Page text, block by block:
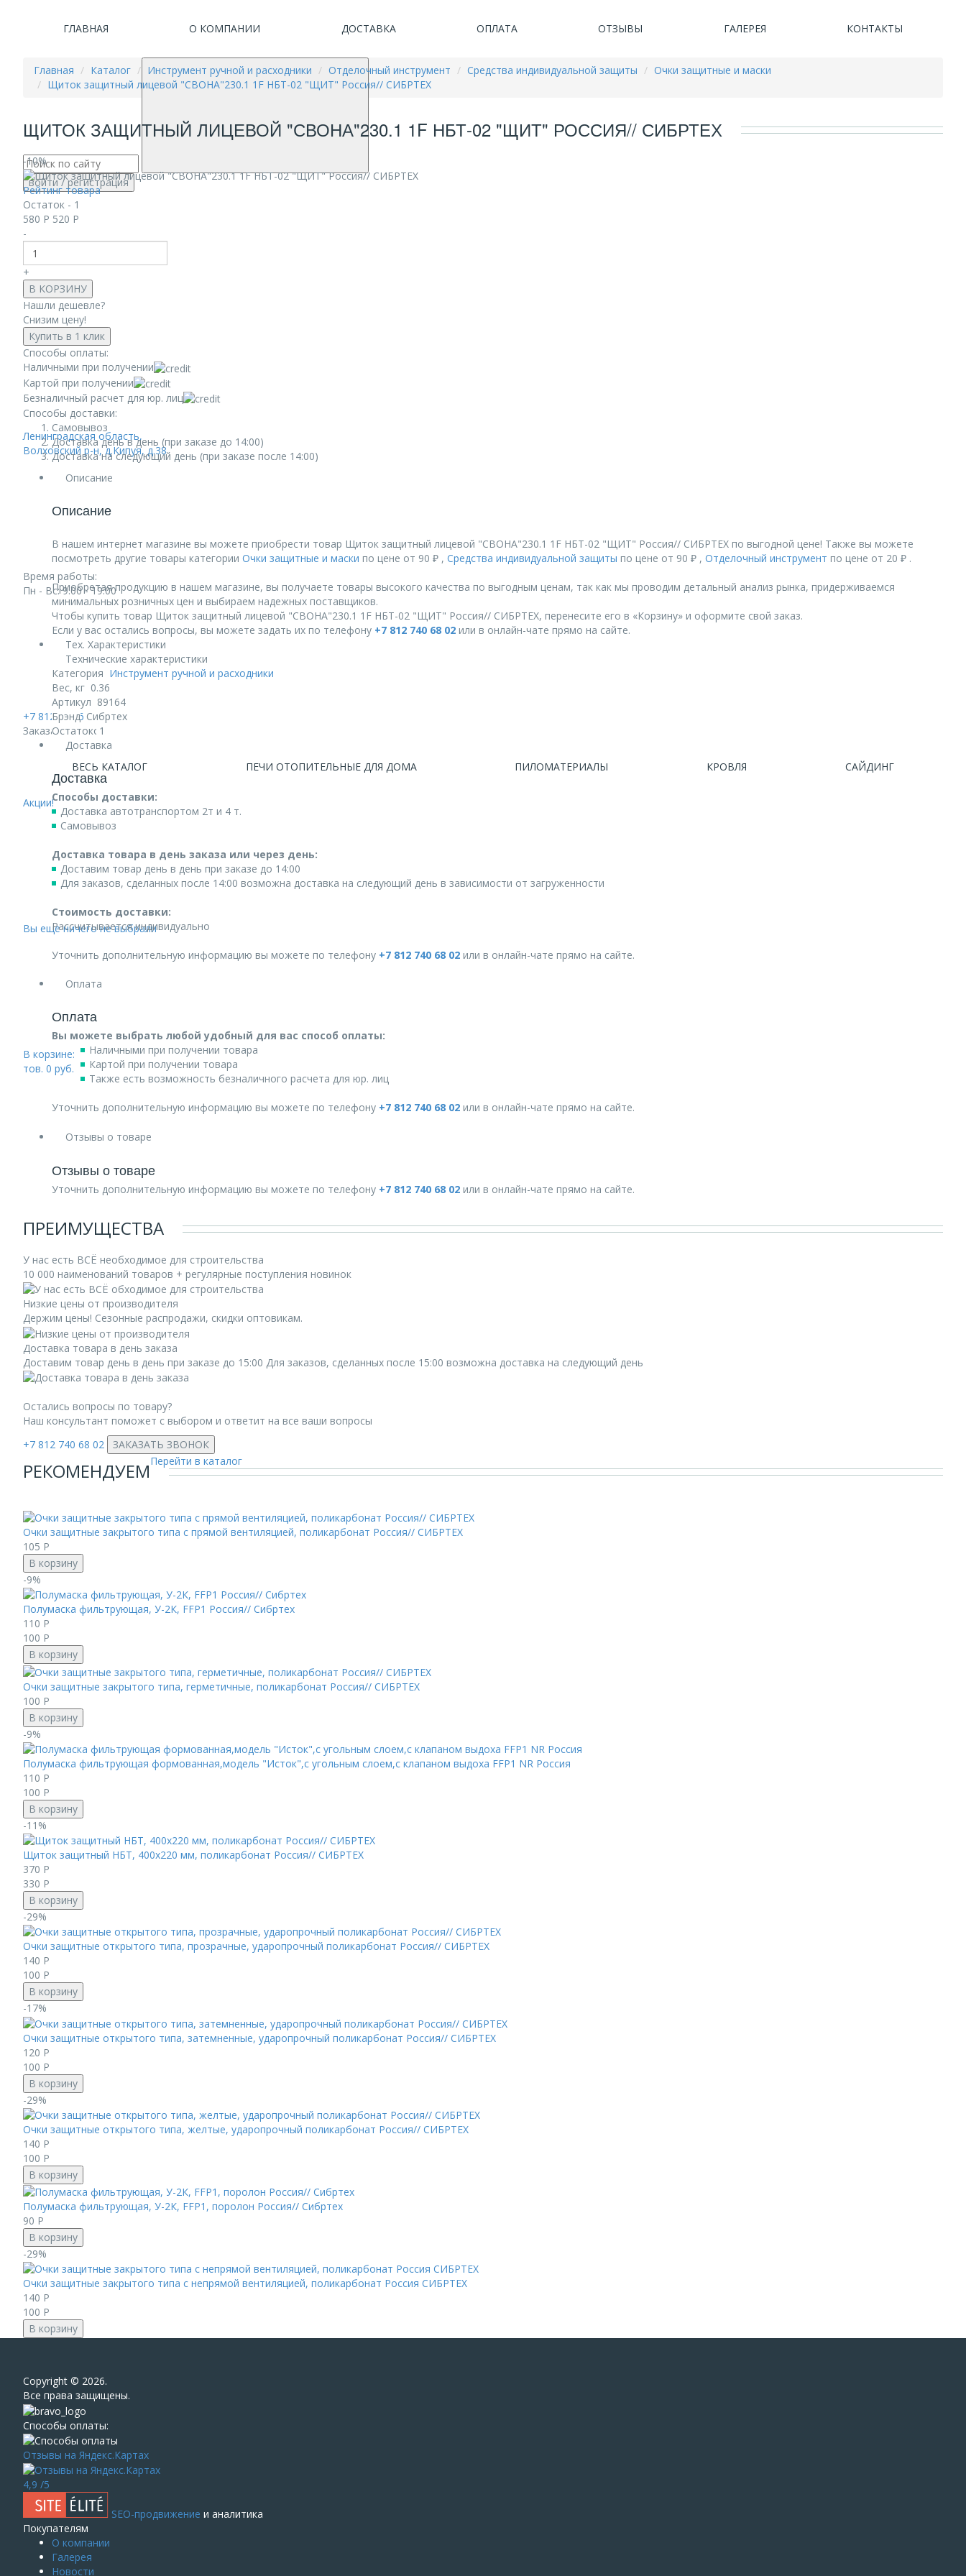
ГЛАВНАЯ О КОМПАНИИ ДОСТАВКА ОПЛАТА ОТЗЫВЫ ГАЛЕРЕЯ КОНТАКТЫ
войти/ регистрация
Ленинградская область,
Волховский р-н, д.Кипуя, д.38
Время работы:
Пн - Вс: 9:00 - 19:00
+7 812 740 68 02
Заказать звонок
ВЕСЬ КАТАЛОГ ПЕЧИ ОТОПИТЕЛЬНЫЕ ДЛЯ ДОМА ПИЛОМАТЕРИАЛЫ КРОВЛЯ САЙДИНГ
Акции!
Вы еще ничего не выбрали
В корзине:
тов. 0 руб.
Главная Каталог Инструмент ручной и расходники Отделочный инструмент Средства индивидуальной защиты
Очки защитные и маски
Щиток защитный лицевой "СВОНА"230.1 1F НБТ-02 "ЩИТ" Россия// СИБРТЕХ
ЩИТОК ЗАЩИТНЫЙ ЛИЦЕВОЙ "СВОНА"230.1 1F НБТ-02 "ЩИТ" РОССИЯ// СИБРТЕХ
-10%
Рейтинг товара
Остаток - 1
580 Р 520 Р
-
+
В КОРЗИНУ
Нашли дешевле?
Снизим цену!
Купить в 1 клик
Способы оплаты:
Наличными при получении
Картой при получении
Безналичный расчет для юр. лиц
Способы доставки:
Самовывоз
Доставка день в день (при заказе до 14:00)
Доставка на следующий день (при заказе после 14:00)
Описание
Описание
В нашем интернет магазине вы можете приобрести товар Щиток защитный лицевой "СВОНА"230.1 1F НБТ-02 "ЩИТ" Россия// СИБРТЕХ по выгодной цене! Также вы можете
посмотреть другие товары категории Очки защитные и маски по цене от 90 ₽ , Средства индивидуальной защиты по цене от 90 ₽ , Отделочный инструмент по цене от 20 ₽ .
Приобретая продукцию в нашем магазине, вы получаете товары высокого качества по выгодным ценам, так как мы проводим детальный анализ рынка, придерживаемся
минимальных розничных цен и выбираем надежных поставщиков.
Чтобы купить товар Щиток защитный лицевой "СВОНА"230.1 1F НБТ-02 "ЩИТ" Россия// СИБРТЕХ, перенесите его в «Корзину» и оформите свой заказ.
Если у вас остались вопросы, вы можете задать их по телефону +7 812 740 68 02 или в онлайн-чате прямо на сайте.
Тех. Характеристики
Технические характеристики
Категория Инструмент ручной и расходники
Вес, кг 0.36
Артикул 89164
Брэнд Сибртех
Остаток 1
Доставка
Доставка
Способы доставки:
Доставка автотранспортом 2т и 4 т.
Самовывоз
Доставка товара в день заказа или через день:
Доставим товар день в день при заказе до 14:00
Для заказов, сделанных после 14:00 возможна доставка на следующий день в зависимости от загруженности
Стоимость доставки:
Рассчитывается индивидуально
Уточнить дополнительную информацию вы можете по телефону +7 812 740 68 02 или в онлайн-чате прямо на сайте.
Оплата
Оплата
Вы можете выбрать любой удобный для вас способ оплаты:
Наличными при получении товара
Картой при получении товара
Также есть возможность безналичного расчета для юр. лиц
Уточнить дополнительную информацию вы можете по телефону +7 812 740 68 02 или в онлайн-чате прямо на сайте.
Отзывы о товаре
Отзывы о товаре
Уточнить дополнительную информацию вы можете по телефону +7 812 740 68 02 или в онлайн-чате прямо на сайте.
ПРЕИМУЩЕСТВА
У нас есть ВСЁ необходимое для строительства
10 000 наименований товаров + регулярные поступления новинок
Низкие цены от производителя
Держим цены! Сезонные распродажи, скидки оптовикам.
Доставка товара в день заказа
Доставим товар день в день при заказе до 15:00 Для заказов, сделанных после 15:00 возможна доставка на следующий день
Остались вопросы по товару?
Наш консультант поможет с выбором и ответит на все ваши вопросы
+7 812 740 68 02
ЗАКАЗАТЬ ЗВОНОК
РЕКОМЕНДУЕМПерейти в каталог
Очки защитные закрытого типа с прямой вентиляцией, поликарбонат Россия// СИБРТЕХ
105 Р
В корзину
-9%
Полумаска фильтрующая, У-2К, FFP1 Россия// Сибртех
110 Р
100 Р
В корзину
Очки защитные закрытого типа, герметичные, поликарбонат Россия// СИБРТЕХ
100 Р
В корзину
-9%
Полумаска фильтрующая формованная,модель "Исток",с угольным слоем,с клапаном выдоха FFP1 NR Россия
110 Р
100 Р
В корзину
-11%
Щиток защитный НБТ, 400х220 мм, поликарбонат Россия// СИБРТЕХ
370 Р
330 Р
В корзину
-29%
Очки защитные открытого типа, прозрачные, ударопрочный поликарбонат Россия// СИБРТЕХ
140 Р
100 Р
В корзину
-17%
Очки защитные открытого типа, затемненные, ударопрочный поликарбонат Россия// СИБРТЕХ
120 Р
100 Р
В корзину
-29%
Очки защитные открытого типа, желтые, ударопрочный поликарбонат Россия// СИБРТЕХ
140 Р
100 Р
В корзину
Полумаска фильтрующая, У-2К, FFP1, поролон Россия// Сибртех
90 Р
В корзину
-29%
Очки защитные закрытого типа с непрямой вентиляцией, поликарбонат Россия СИБРТЕХ
140 Р
100 Р
В корзину
Сopyright © 2026.
Все права защищены.
Способы оплаты:
Отзывы на Яндекс.Картах
4,9 /5
SEO-продвижение и аналитика
Покупателям
О компании
Галерея
Новости